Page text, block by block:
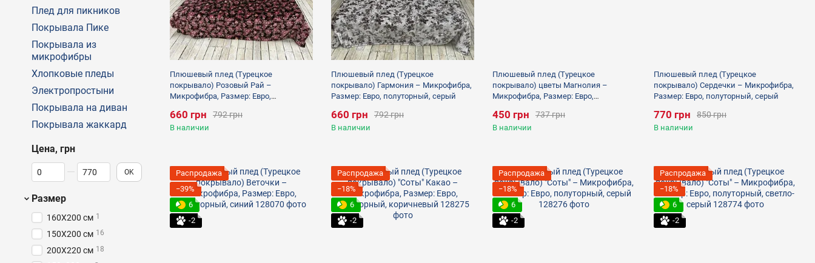
Плюшевый плед (Турецкое
покрывало) Розовый Рай –
Микрофибра, Размер: Евро,
792 грн
660 грн
В наличии
Плюшевый плед (Турецкое
покрывало) Гармония – Микрофибра,
Размер: Евро, полуторный, серый
792 грн
660 грн
В наличии
Плюшевый плед (Турецкое
покрывало) цветы Магнолия –
Микрофибра, Размер: Евро,
737 грн
450 грн
В наличии
Плюшевый плед (Турецкое
покрывало) Сердечки – Микрофибра,
Размер: Евро, полуторный, серый
850 грн
770 грн
В наличии
Распродажа
−39%
6
-2
Распродажа
−18%
6
-2
Распродажа
−18%
6
-2
Распродажа
−18%
6
-2
Плед для пикников
Покрывала Пике
Покрывала из
микрофибры
Хлопковые пледы
Электропростыни
Покрывала на диван
Покрывала жаккард
Цена, грн
От Цена, грн
До Цена, грн OK
Размер
160X200 см 1
150X200 см 16
200X220 см 18